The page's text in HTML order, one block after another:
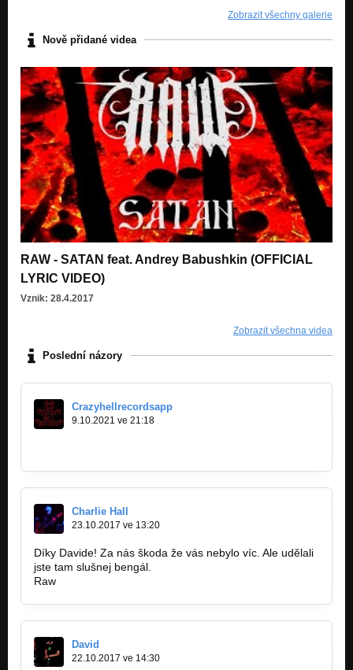
Zobrazit všechny galerie
Nově přidané videa
RAW - SATAN feat. Andrey Babushkin (OFFICIAL
LYRIC VIDEO)
Vznik: 28.4.2017
Zobrazit všechna videa
Poslední názory
Crazyhellrecordsapp
9.10.2021 ve 21:18
Charlie Hall
23.10.2017 ve 13:20
Díky Davide! Za nás škoda že vás nebylo víc. Ale udělali
jste tam slušnej bengál.
Raw
David
22.10.2017 ve 14:30